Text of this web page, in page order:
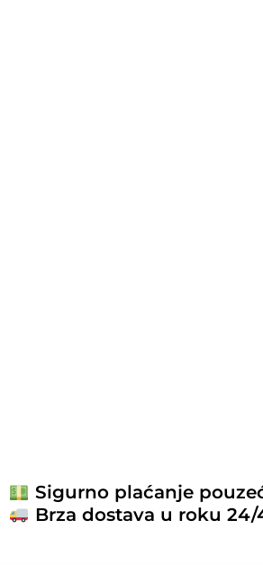
Sigurno plaćanje
Brza dostava u roku 24/